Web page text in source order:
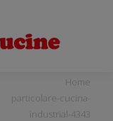
Home
particolare-cucina-
industrial-4343